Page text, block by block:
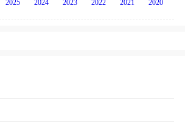
2025 2024 2023 2022 2021 2020